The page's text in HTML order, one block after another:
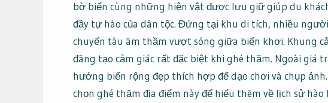
bờ biển cùng những hiện vật được lưu giữ giúp du
đầy tự hào của dân tộc. Đứng tại khu di tích, nhiều
chuyến tàu âm thầm vượt sóng giữa biển khơi. Khung
đãng tạo cảm giác rất đặc biệt khi ghé thăm. Ngoài giá
hướng biển rộng đẹp thích hợp để dạo chơi và chụp
chọn ghé thăm địa điểm này để hiểu thêm về lịch sử